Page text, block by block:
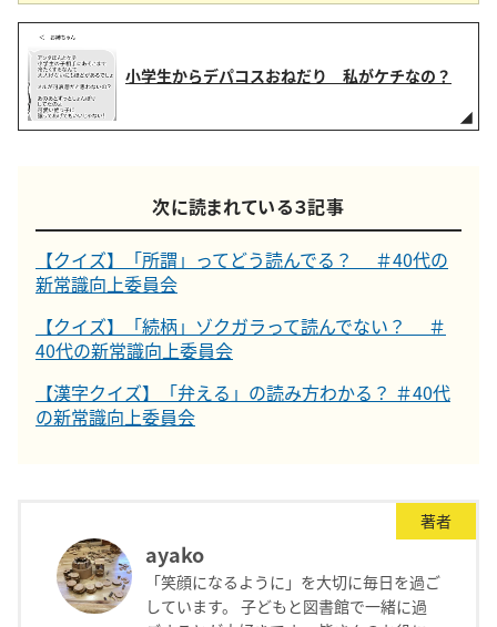
小学生からデパコスおねだり 私がケチなの？
次に読まれている３記事
【クイズ】「所謂」ってどう読んでる？ ＃40代の
新常識向上委員会
【クイズ】「続柄」ゾクガラって読んでない？ ＃
40代の新常識向上委員会
【漢字クイズ】「弁える」の読み方わかる？ ＃40代
の新常識向上委員会
著者
ayako
「笑顔になるように」を大切に毎日を過ご
しています。 子どもと図書館で一緒に過